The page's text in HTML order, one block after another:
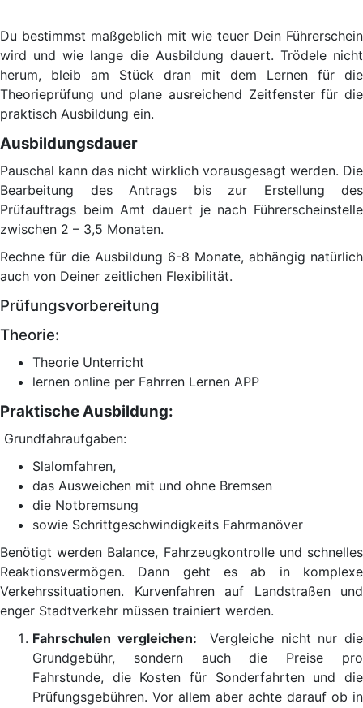
Du bestimmst maßgeblich mit wie teuer Dein Führerschein
wird und wie lange die Ausbildung dauert. Trödele nicht
herum, bleib am Stück dran mit dem Lernen für die
Theorieprüfung und plane ausreichend Zeitfenster für die
praktisch Ausbildung ein.
Ausbildungsdauer
Pauschal kann das nicht wirklich vorausgesagt werden. Die
Bearbeitung des Antrags bis zur Erstellung des
Prüfauftrags beim Amt dauert je nach Führerscheinstelle
zwischen 2 – 3,5 Monaten.
Rechne für die Ausbildung 6-8 Monate, abhängig natürlich
auch von Deiner zeitlichen Flexibilität.
Prüfungsvorbereitung
Theorie:
Theorie Unterricht
lernen online per Fahrren Lernen APP
Praktische Ausbildung:
Grundfahraufgaben:
Slalomfahren,
das Ausweichen mit und ohne Bremsen
die Notbremsung
sowie Schrittgeschwindigkeits Fahrmanöver
Benötigt werden Balance, Fahrzeugkontrolle und schnelles
Reaktionsvermögen. Dann geht es ab in komplexe
Verkehrssituationen. Kurvenfahren auf Landstraßen und
enger Stadtverkehr müssen trainiert werden.
Fahrschulen vergleichen:
Vergleiche nicht nur die
Grundgebühr, sondern auch die Preise pro
Fahrstunde, die Kosten für Sonderfahrten und die
Prüfungsgebühren. Vor allem aber achte darauf ob in